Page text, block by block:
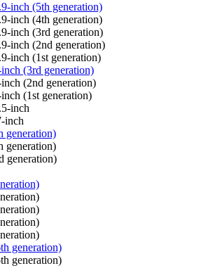
inch (5th generation)
inch (4th generation)
inch (3rd generation)
inch (2nd generation)
inch (1st generation)
(3rd generation)
(2nd generation)
(1st generation)
inch
inch
generation)
generation)
generation)
generation)
generation)